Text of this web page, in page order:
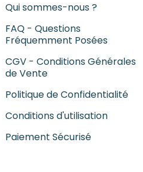
Qui sommes-nous ?
FAQ - Questions
Fréquemment Posées
CGV - Conditions Générales
de Vente
Politique de Confidentialité
Conditions d'utilisation
Paiement Sécurisé